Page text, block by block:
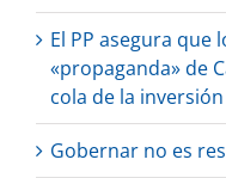
El PP asegura que
«propaganda» de
cola de la
Gobernar no es